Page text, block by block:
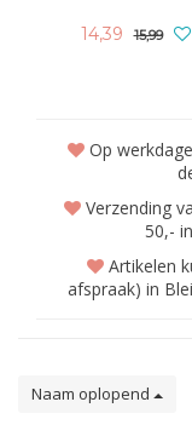
14,39 15,99
Op
Verzending
50,-
Artikelen
afspraak) in
Naam oplopend